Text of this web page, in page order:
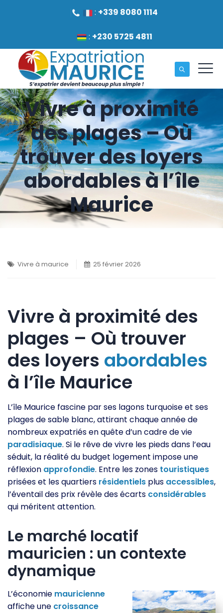
: +339 8080 1114
: +230 5725 4811
Vivre à proximité
des plages – Où
trouver des loyers
abordables à l’île
Maurice
Vivre à maurice 25 février 2026
Vivre à proximité des
plages – Où trouver
des loyers abordables
à l’île Maurice
L’île Maurice fascine par ses lagons turquoise et ses
plages de sable blanc, attirant chaque année de
nombreux expatriés en quête d’un cadre de vie
paradisiaque. Si le rêve de vivre les pieds dans l’eau
séduit, la réalité du budget logement impose une
réflexion approfondie. Entre les zones touristiques
prisées et les quartiers résidentiels plus accessibles,
l’éventail des prix révèle des écarts considérables
qui méritent attention.
Le marché locatif
mauricien : un contexte
dynamique
L’économie mauricienne
affiche une croissance